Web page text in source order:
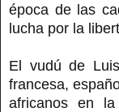
época de las
lucha por la
El vudú de
francesa,
africanos en